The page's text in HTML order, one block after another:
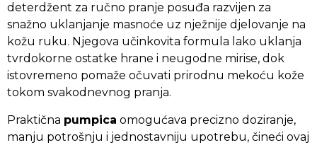
deterdžent za ručno pranje posuđa razvijen za
snažno uklanjanje masnoće uz nježnije djelovanje na
kožu ruku. Njegova učinkovita formula lako uklanja
tvrdokorne ostatke hrane i neugodne mirise, dok
istovremeno pomaže očuvati prirodnu mekoću kože
tokom svakodnevnog pranja.
Praktična pumpica omogućava precizno doziranje,
manju potrošnju i jednostavniju upotrebu, čineći ovaj